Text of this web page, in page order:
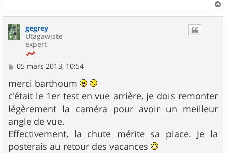
a
gegrey
Utagawiste
expert
M
s
s
a
g
e
05 mars 2013, 10:54
merci barthoum
c'était le 1er test en vue arrière, je dois remonter
légèrement la caméra pour avoir un meilleur
angle de vue.
Effectivement, la chute mérite sa place. Je la
posterais au retour des vacances